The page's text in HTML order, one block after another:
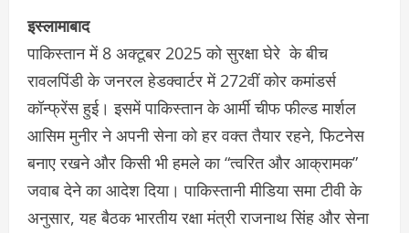
इस्लामाबाद
पाकिस्तान में 8 अक्टूबर 2025 को सुरक्षा घेरे के बीच
रावलपिंडी के जनरल हेडक्वार्टर में 272वीं कोर कमांडर्स
कॉन्फ्रेंस हुई। इसमें पाकिस्तान के आर्मी चीफ फील्ड मार्शल
आसिम मुनीर ने अपनी सेना को हर वक्त तैयार रहने, फिटनेस
बनाए रखने और किसी भी हमले का “त्वरित और आक्रामक”
जवाब देने का आदेश दिया। पाकिस्तानी मीडिया समा टीवी के
अनुसार, यह बैठक भारतीय रक्षा मंत्री राजनाथ सिंह और सेना